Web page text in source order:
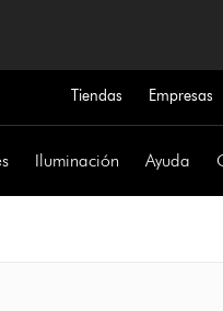
Tiendas Empresas
Iluminación Ayuda